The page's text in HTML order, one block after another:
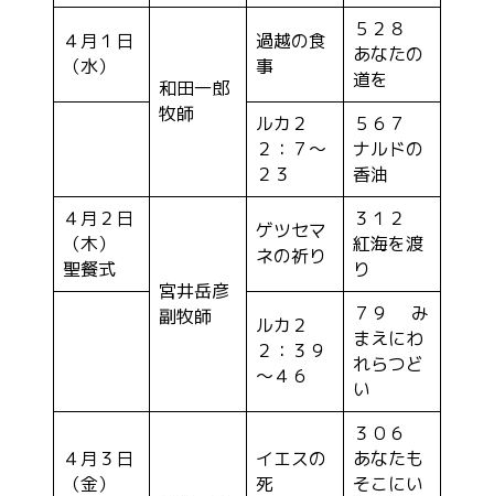
４月１日
（水）
和田一郎
牧師
過越の食
事
５２８
あなたの
道を
ルカ２
２：７～
２３
５６７
ナルドの
香油
４月２日
（木）
聖餐式
宮井岳彦
副牧師
ゲツセマ
ネの祈り
３１２
紅海を渡
り
ルカ２
２：３９
～４６
７９ み
まえにわ
れらつど
い
４月３日
（金）
イエスの
死
３０６
あなたも
そこにい